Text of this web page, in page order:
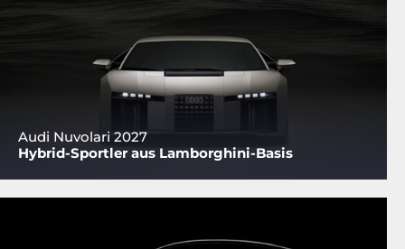
Audi Nuvolari 2027
Hybrid-Sportler aus Lamborghini-Basis